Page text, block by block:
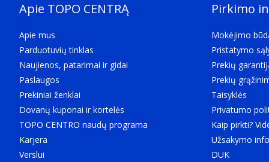
Veikia su „Google Assistant“
The Google Assistant is a virtual assistant
Assistant can engage in two-way conversations
Kilmės šalis
Country where the device is made. Aka Country of
Vietnamas
Ryšio technologija
The technology that enables connectivity of the
True Wireless Stereo (TWS)
Apie TOPO CENTRĄ
Apie mus
Parduotuvių tinklas
Naujienos, patarimai ir gidai
Paslaugos
Prekiniai ženklai
Dovanų kuponai ir kortelės
TOPO CENTRO naudų programa
Karjera
Verslui
Pirkimo
Mokėjimo
Pristatymo
Prekių
Prekių
Taisyklės
Privatumo
Kaip pirkti?
Užsakymo
DUK